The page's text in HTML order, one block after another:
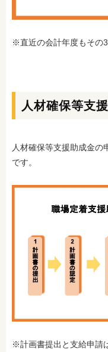
※直近の会計年度もその
人材確保等支
人材確保等支援助成金の
です。
※計画書提出と支給申請